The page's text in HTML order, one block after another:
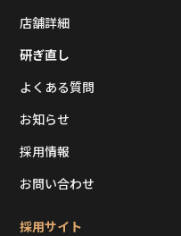
店舗詳細
研ぎ直し
よくある質問
お知らせ
採用情報
お問い合わせ
採用サイト